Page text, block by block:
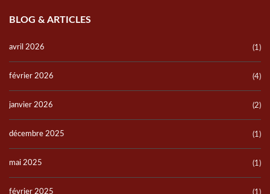
BLOG & ARTICLES
avril 2026 (1)
février 2026 (4)
janvier 2026 (2)
décembre 2025 (1)
mai 2025 (1)
février 2025